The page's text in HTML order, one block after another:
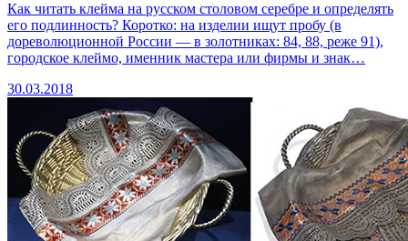
Как читать клейма на русском столовом серебре и определять
его подлинность? Коротко: на изделии ищут пробу (в
дореволюционной России — в золотниках: 84, 88, реже 91),
городское клеймо, именник мастера или фирмы и знак…
30.03.2018